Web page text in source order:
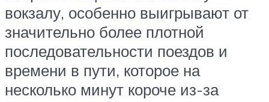
вокзалу, особенно выигрывают от
значительно более плотной
последовательности поездов и
времени в пути, которое на
несколько минут короче из-за